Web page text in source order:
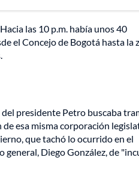
las 10 p.m. había unos 40
el Concejo de Bogotá hasta la
presidente Petro buscaba
esa misma corporación
que tachó lo ocurrido en el
general, Diego González, de